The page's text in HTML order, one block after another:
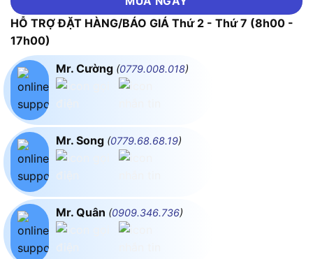
HỖ TRỢ ĐẶT HÀNG/BÁO GIÁ Thứ 2 - Thứ 7 (8h00 -
17h00)
Mr. Cường (0779.008.018)
Mr. Song (0779.68.68.19)
Mr. Quân (0909.346.736)